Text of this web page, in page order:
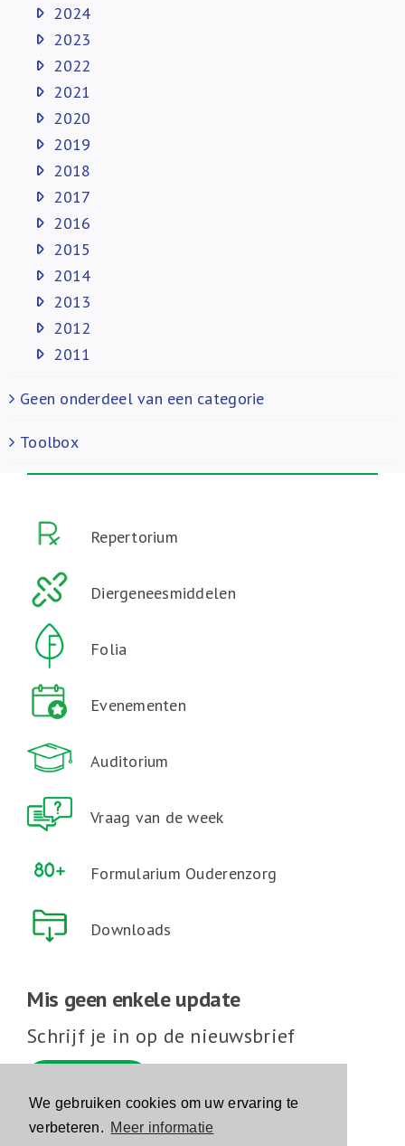
We gebruiken cookies om uw ervaring te
verbeteren. Meer informatie
2024
2023
2022
2021
2020
2019
2018
2017
2016
2015
2014
2013
2012
2011
Geen onderdeel van een categorie
Toolbox
Repertorium
Diergeneesmiddelen
Folia
Evenementen
Auditorium
Vraag van de week
Formularium Ouderenzorg
Downloads
Mis geen enkele update
Schrijf je in op de nieuwsbrief